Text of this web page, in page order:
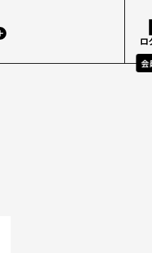
ロ
会